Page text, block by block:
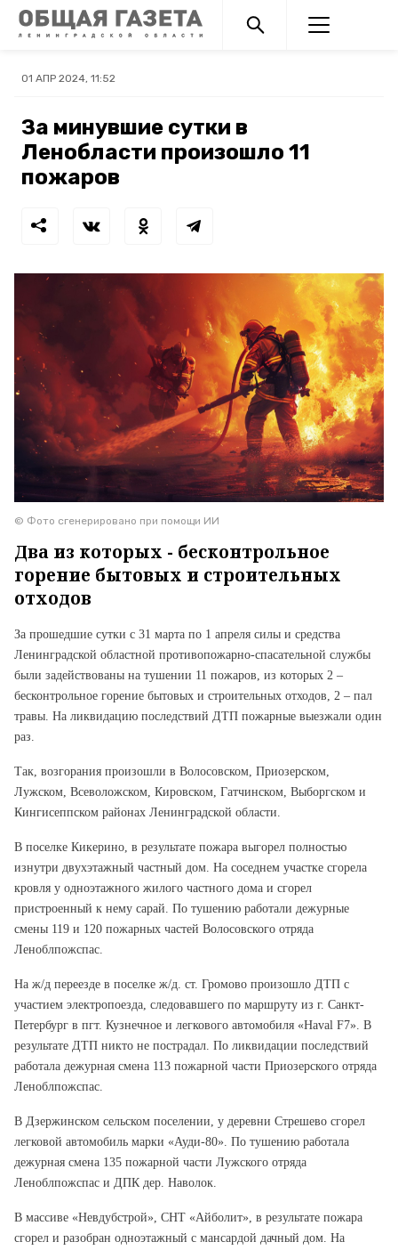
01 АПР 2024, 11:52
За минувшие сутки в
Ленобласти произошло 11
пожаров
© Фото сгенерировано при помощи ИИ
Два из которых - бесконтрольное
горение бытовых и строительных
отходов
За прошедшие сутки с 31 марта по 1 апреля силы и средства
Ленинградской областной противопожарно-спасательной службы
были задействованы на тушении 11 пожаров, из которых 2 –
бесконтрольное горение бытовых и строительных отходов, 2 – пал
травы. На ликвидацию последствий ДТП пожарные выезжали один
раз.
Так, возгорания произошли в Волосовском, Приозерском,
Лужском, Всеволожском, Кировском, Гатчинском, Выборгском и
Кингисеппском районах Ленинградской области.
В поселке Кикерино, в результате пожара выгорел полностью
изнутри двухэтажный частный дом. На соседнем участке сгорела
кровля у одноэтажного жилого частного дома и сгорел
пристроенный к нему сарай. По тушению работали дежурные
смены 119 и 120 пожарных частей Волосовского отряда
Леноблпожспас.
На ж/д переезде в поселке ж/д. ст. Громово произошло ДТП с
участием электропоезда, следовавшего по маршруту из г. Санкт-
Петербург в пгт. Кузнечное и легкового автомобиля «Haval F7». В
результате ДТП никто не пострадал. По ликвидации последствий
работала дежурная смена 113 пожарной части Приозерского отряда
Леноблпожспас.
В Дзержинском сельском поселении, у деревни Стрешево сгорел
легковой автомобиль марки «Ауди-80». По тушению работала
дежурная смена 135 пожарной части Лужского отряда
Леноблпожспас и ДПК дер. Наволок.
В массиве «Невдубстрой», СНТ «Айболит», в результате пожара
сгорел и разобран одноэтажный с мансардой дачный дом. На